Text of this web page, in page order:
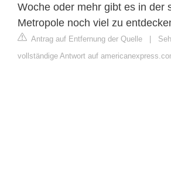
Woche oder mehr gibt es in der
Metropole noch viel zu
Antrag auf Entfernung der Quelle
vollständige Antwort auf